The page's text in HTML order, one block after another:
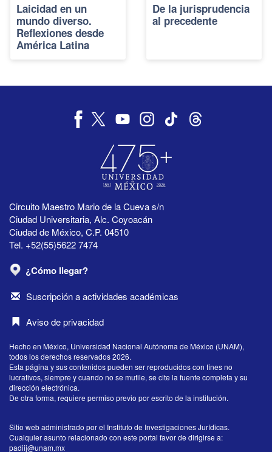
Laicidad en un
mundo diverso.
Reflexiones desde
América Latina
De la jurisprudencia
al precedente
Circuito Maestro Mario de la Cueva s/n
Ciudad Universitaria, Alc. Coyoacán
Ciudad de México, C.P. 04510
Tel. +52(55)5622 7474
¿Cómo llegar?
Suscripción a actividades académicas
Aviso de privacidad
Hecho en México, Universidad Nacional Autónoma de México (UNAM),
todos los derechos reservados 2026.
Esta página y sus contenidos pueden ser reproducidos con fines no
lucrativos, siempre y cuando no se mutile, se cite la fuente completa y su
dirección electrónica.
De otra forma, requiere permiso previo por escrito de la institución.
Sitio web administrado por el Instituto de Investigaciones Jurídicas.
Cualquier asunto relacionado con este portal favor de dirigirse a:
padiij@unam.mx